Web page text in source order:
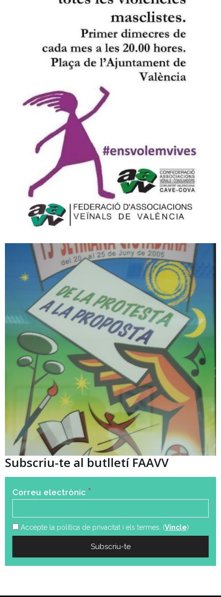
Subscriu-te al butlletí FAAVV
Correu electrònic *
Accepte la política de privacitat i els termes. (Vincle)